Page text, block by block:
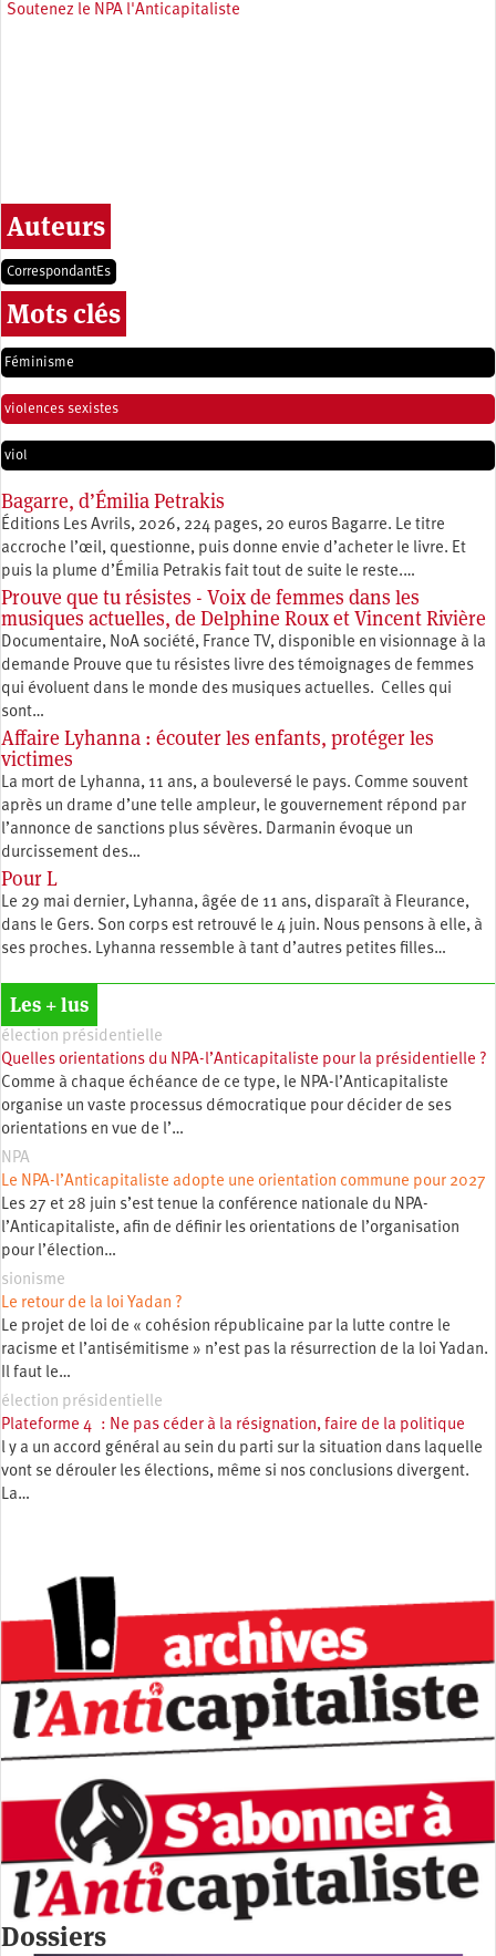
Soutenez le NPA l'Anticapitaliste
Auteurs
CorrespondantEs
Mots clés
Féminisme
violences sexistes
viol
Bagarre, d’Émilia Petrakis
Éditions Les Avrils, 2026, 224 pages, 20 euros Bagarre. Le titre
accroche l’œil, questionne, puis donne envie d’acheter le livre. Et
puis la plume d’Émilia Petrakis fait tout de suite le reste.…
Prouve que tu résistes - Voix de femmes dans les
musiques actuelles, de Delphine Roux et Vincent Rivière
Documentaire, NoA société, France TV, disponible en visionnage à la
demande Prouve que tu résistes livre des témoignages de femmes
qui évoluent dans le monde des musiques actuelles. Celles qui
sont…
Affaire Lyhanna : écouter les enfants, protéger les
victimes
La mort de Lyhanna, 11 ans, a bouleversé le pays. Comme souvent
après un drame d’une telle ampleur, le gouvernement répond par
l’annonce de sanctions plus sévères. Darmanin évoque un
durcissement des…
Pour L
Le 29 mai dernier, Lyhanna, âgée de 11 ans, disparaît à Fleurance,
dans le Gers. Son corps est retrouvé le 4 juin. Nous pensons à elle, à
ses proches. Lyhanna ressemble à tant d’autres petites filles…
Les + lus
élection présidentielle
Quelles orientations du NPA-l’Anticapitaliste pour la présidentielle ?
Comme à chaque échéance de ce type, le NPA-l’Anticapitaliste
organise un vaste processus démocratique pour décider de ses
orientations en vue de l’…
NPA
Le NPA-l’Anticapitaliste adopte une orientation commune pour 2027
Les 27 et 28 juin s’est tenue la conférence nationale du NPA-
l’Anticapitaliste, afin de définir les orientations de l’organisation
pour l’élection…
sionisme
Le retour de la loi Yadan ?
Le projet de loi de « cohésion républicaine par la lutte contre le
racisme et l’antisémitisme » n’est pas la résurrection de la loi Yadan.
Il faut le…
élection présidentielle
Plateforme 4 : Ne pas céder à la résignation, faire de la politique
l y a un accord général au sein du parti sur la situation dans laquelle
vont se dérouler les élections, même si nos conclusions divergent.
La…
Dossiers